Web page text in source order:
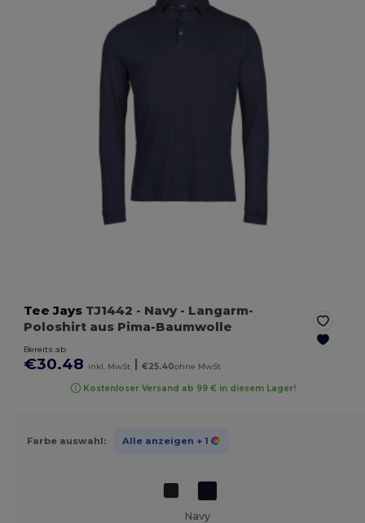
Tee Jays TJ1442 - Navy- Langarm-
Poloshirt aus Pima-Baumwolle
Bereits ab
€30.48 inkl. MwSt | €25.40ohne MwSt
Kostenloser Versand ab 99 € in diesem Lager!
Farbe auswahl: Alle anzeigen + 1
Navy